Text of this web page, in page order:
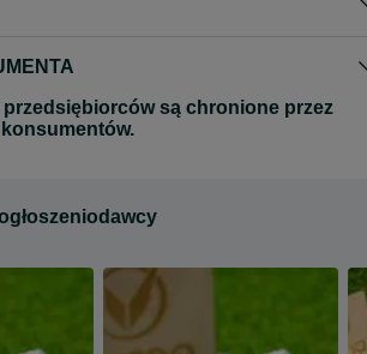
są chronione przez